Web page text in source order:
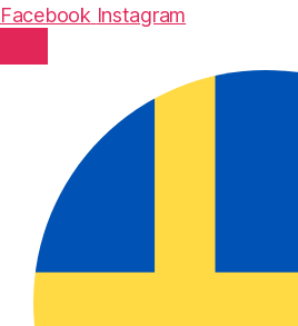
Facebook Instagram